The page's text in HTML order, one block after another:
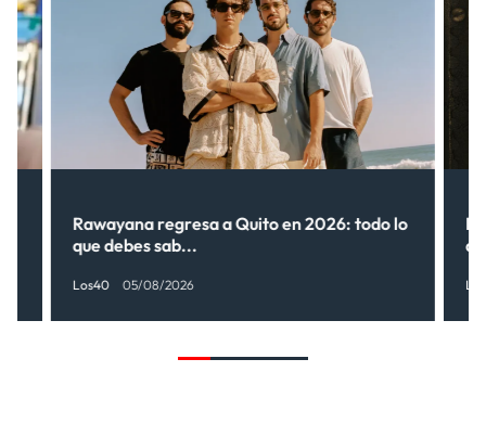
Rawayana regresa a Quito en 2026: todo lo
que debes sab...
Los40 05/08/2026